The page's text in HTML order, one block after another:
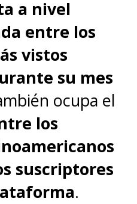
a nivel
entre los
vistos
su mes
ocupa el
los
suscriptores
.